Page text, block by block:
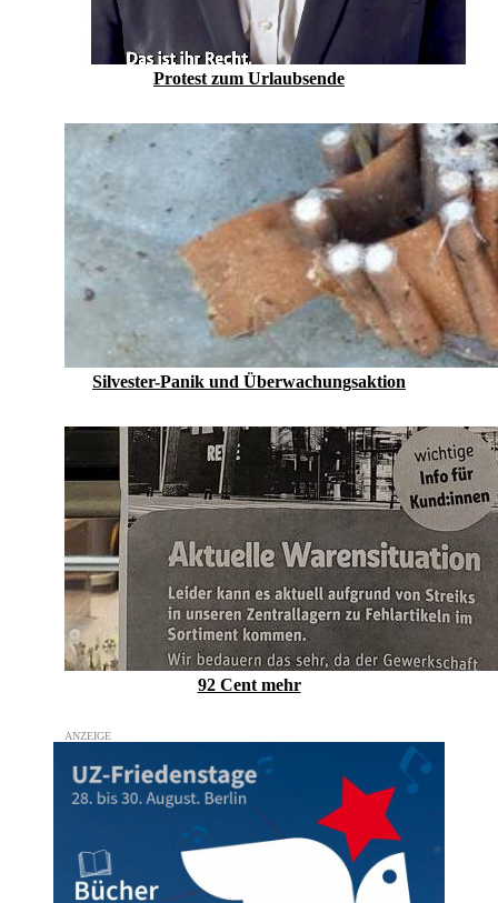
Protest zum Urlaubs­ende
Silvester-Panik und Überwachungsaktion
92 Cent mehr